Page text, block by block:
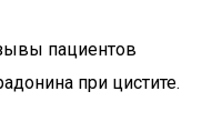
пациентов
при цистите.